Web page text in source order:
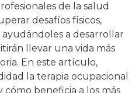
de la salud
desafíos físicos,
a desarrollar
llevar una vida más
En este artículo,
la terapia ocupacional
cómo beneficia a los más